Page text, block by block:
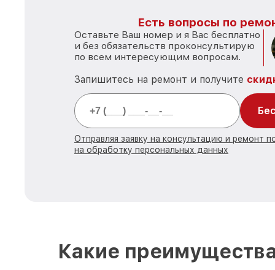
Есть вопросы по
Оставьте Ваш номер и я Вас бесплатно
и без обязательств проконсультирую
по всем интересующим вопросам.
Запишитесь на ремонт и получите
Отправляя заявку на консультацию и ремонт
на обработку персональных данных
Какие